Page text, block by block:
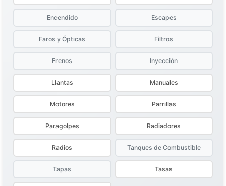
Encendido Escapes
Faros y Ópticas Filtros
Frenos Inyección
Llantas Manuales
Motores Parrillas
Paragolpes Radiadores
Radios Tanques de Combustible
Tapas Tasas